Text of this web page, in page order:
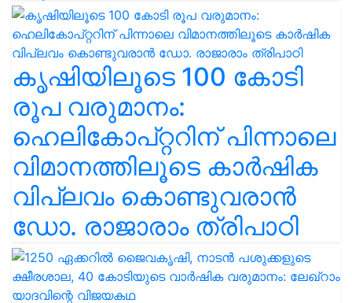
കൃഷിയിലൂടെ 100 കോടി
രൂപ വരുമാനം:
ഹെലികോപ്റ്ററിന് പിന്നാലെ
വിമാനത്തിലൂടെ കാർഷിക
വിപ്ലവം കൊണ്ടുവരാൻ
ഡോ. രാജാരാം ത്രിപാഠി